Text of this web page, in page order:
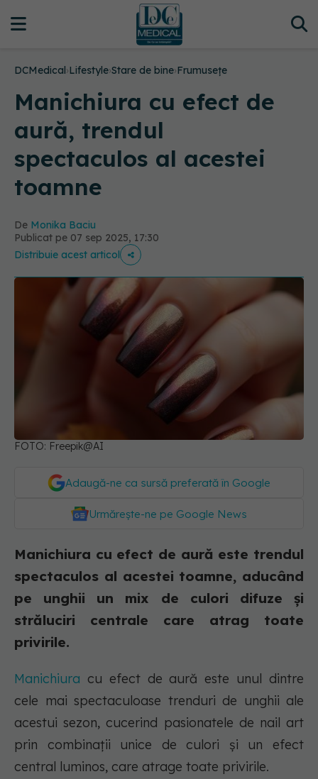
DCMedical›Lifestyle›Stare de bine›Frumusețe
Manichiura cu efect de
aură, trendul
spectaculos al acestei
toamne
De Monika Baciu
Publicat pe 07 sep 2025, 17:30
Distribuie acest articol
FOTO: Freepik@AI
Adaugă-ne ca sursă preferată în Google
Urmărește-ne pe Google News
Manichiura cu efect de aură este trendul
spectaculos al acestei toamne, aducând
pe unghii un mix de culori difuze și
străluciri centrale care atrag toate
privirile.
Manichiura cu efect de aură este unul dintre
cele mai spectaculoase trenduri de unghii ale
acestui sezon, cucerind pasionatele de nail art
prin combinații unice de culori și un efect
central luminos, care atrage toate privirile.